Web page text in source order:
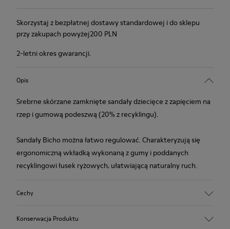
Skorzystaj z bezpłatnej dostawy standardowej i do sklepu
przy zakupach powyżej200 PLN
2-letni okres gwarancji.
Opis
Srebrne skórzane zamknięte sandały dziecięce z zapięciem na
rzep i gumową podeszwą (20% z recyklingu).
Sandały Bicho można łatwo regulować. Charakteryzują się
ergonomiczną wkładką wykonaną z gumy i poddanych
recyklingowi łusek ryżowych, ułatwiającą naturalny ruch.
Cechy
Konserwacja Produktu